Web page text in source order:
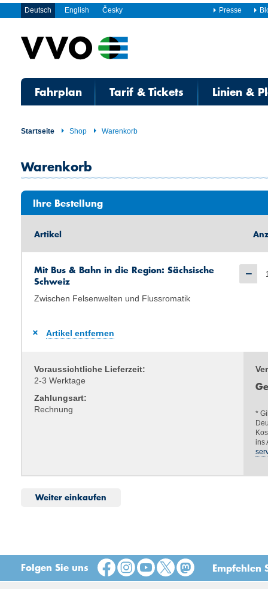
Deutsch English Česky Presse
Fahrplan Tarif & Tickets Linien &
Startseite Shop Warenkorb
Warenkorb
Ihre Bestellung
Artikel
Mit Bus & Bahn in die Region: Sächsische
Schweiz
Zwischen Felsenwelten und Flussromatik
Artikel entfernen
Voraussichtliche Lieferzeit:
2-3 Werktage
Zahlungsart:
Rechnung
*
ins
Weiter einkaufen
Folgen Sie uns Empfehlen